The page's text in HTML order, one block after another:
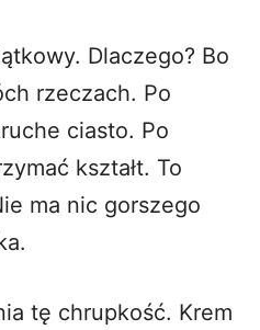
Dlaczego? Bo
rzeczach. Po
ciasto. Po
kształt. To
ma nic gorszego
tę chrupkość. Krem